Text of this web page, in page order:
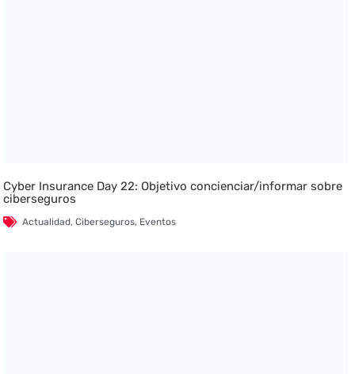
Cyber Insurance Day 22: Objetivo concienciar/informar sobre
ciberseguros
Actualidad,Ciberseguros, Eventos